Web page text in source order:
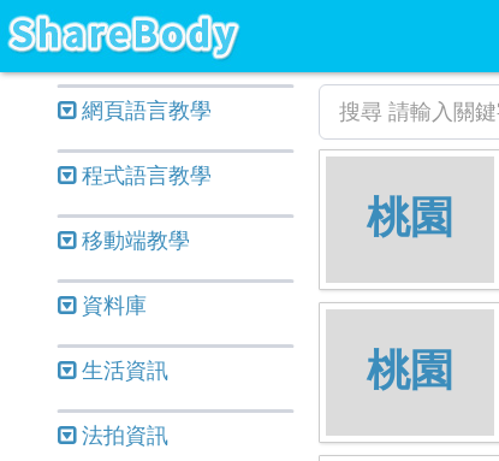
網頁語言教學
程式語言教學
移動端教學
資料庫
生活資訊
法拍資訊
桃園
桃園